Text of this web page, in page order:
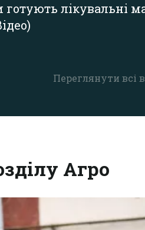
Переглянути всі
лікувальні
Агро